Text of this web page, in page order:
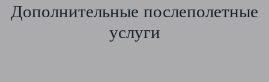
Дополнительные послеполетные
услуги